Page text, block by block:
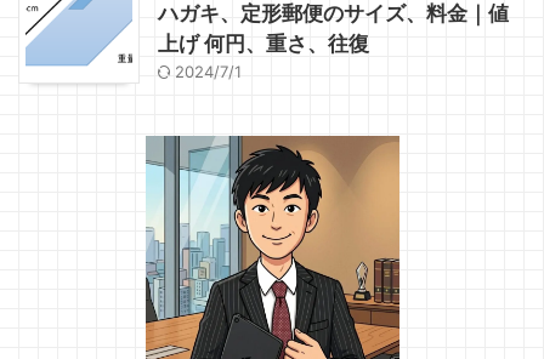
ハガキ、定形郵便のサイズ、料金｜値
上げ 何円、重さ、往復
2024/7/1